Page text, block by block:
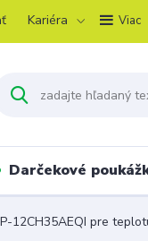
Kariéra Viac
Darčekové
12CH35AEQI pre